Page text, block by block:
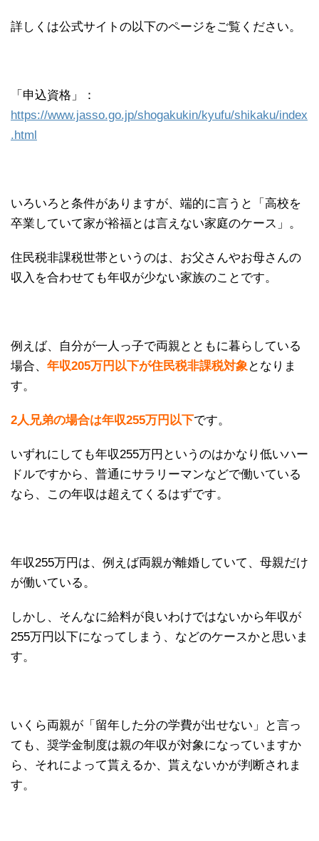
詳しくは公式サイトの以下のページをご覧ください。
「申込資格」：
https://www.jasso.go.jp/shogakukin/kyufu/shikaku/index
.html
いろいろと条件がありますが、端的に言うと「高校を
卒業していて家が裕福とは言えない家庭のケース」。
住民税非課税世帯というのは、お父さんやお母さんの
収入を合わせても年収が少ない家族のことです。
例えば、自分が一人っ子で両親とともに暮らしている
場合、 年収205万円以下が住民税非課税対象となりま
す。
2人兄弟の場合は年収255万円以下です。
いずれにしても年収255万円というのはかなり低いハー
ドルですから、普通にサラリーマンなどで働いている
なら、この年収は超えてくるはずです。
年収255万円は、例えば両親が離婚していて、母親だけ
が働いている。
しかし、そんなに給料が良いわけではないから年収が
255万円以下になってしまう、などのケースかと思いま
す。
いくら両親が「留年した分の学費が出せない」と言っ
ても、奨学金制度は親の年収が対象になっていますか
ら、それによって貰えるか、貰えないかが判断されま
す。